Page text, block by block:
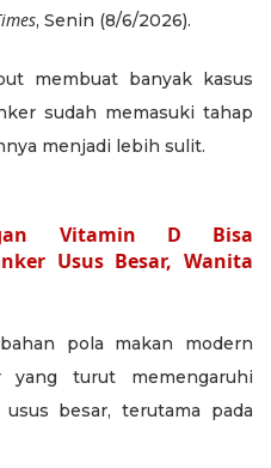
, Senin (8/6/2026).
membuat banyak kasus
sudah memasuki tahap
menjadi lebih sulit.
Vitamin D Bisa
Usus Besar, Wanita
pola makan modern
yang turut memengaruhi
besar, terutama pada